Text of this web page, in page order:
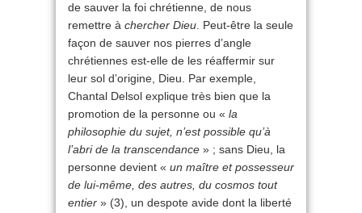
de sauver la foi chrétienne, de nous
remettre à chercher Dieu . Peut-être la seule
façon de sauver nos pierres d’angle
chrétiennes est-elle de les réaffermir sur
leur sol d’origine, Dieu. Par exemple,
Chantal Delsol explique très bien que la
promotion de la personne ou « la
philosophie du sujet, n’est possible qu’à
l’abri de la transcendance » ; sans Dieu, la
personne devient « un maître et possesseur
de lui-même, des autres, du cosmos tout
entier » (3), un despote avide dont la liberté